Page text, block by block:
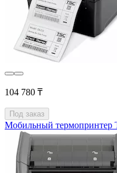
104 780 ₸
Под заказ
Мобильный термопринтер